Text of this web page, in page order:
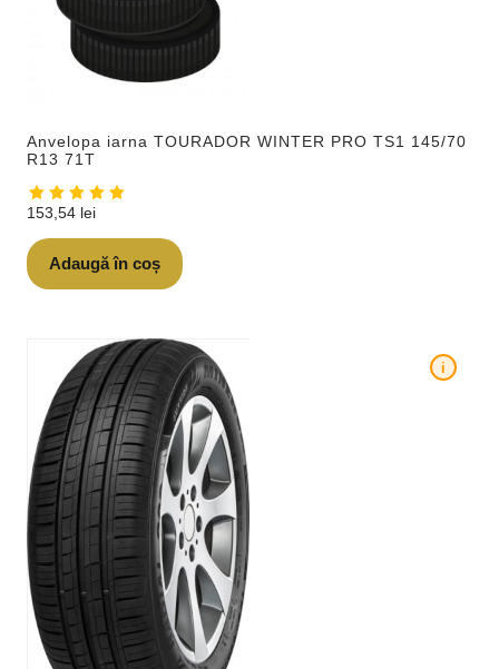
Anvelopa iarna TOURADOR WINTER PRO TS1 145/70
R13 71T
153,54 lei
Adaugă în coș
i